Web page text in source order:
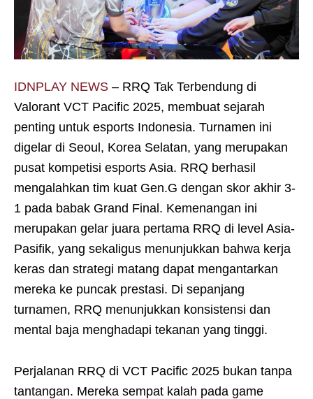
IDNPLAY NEWS – RRQ Tak Terbendung di
Valorant VCT Pacific 2025, membuat sejarah
penting untuk esports Indonesia. Turnamen ini
digelar di Seoul, Korea Selatan, yang merupakan
pusat kompetisi esports Asia. RRQ berhasil
mengalahkan tim kuat Gen.G dengan skor akhir 3-
1 pada babak Grand Final. Kemenangan ini
merupakan gelar juara pertama RRQ di level Asia-
Pasifik, yang sekaligus menunjukkan bahwa kerja
keras dan strategi matang dapat mengantarkan
mereka ke puncak prestasi. Di sepanjang
turnamen, RRQ menunjukkan konsistensi dan
mental baja menghadapi tekanan yang tinggi.
Perjalanan RRQ di VCT Pacific 2025 bukan tanpa
tantangan. Mereka sempat kalah pada game